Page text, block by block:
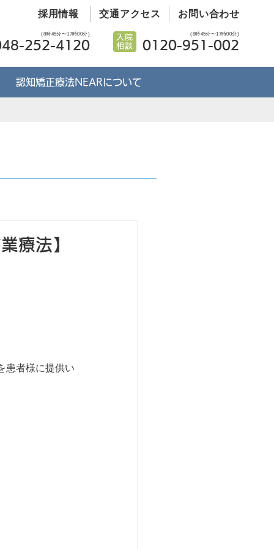
採用情報 交通アクセス お問い合わせ
(8時45分〜17時00分)
252-4120
(8時45分〜17時00分)
0120-951-002
認知矯正療法NEARについて
療法】
患者様に提供い